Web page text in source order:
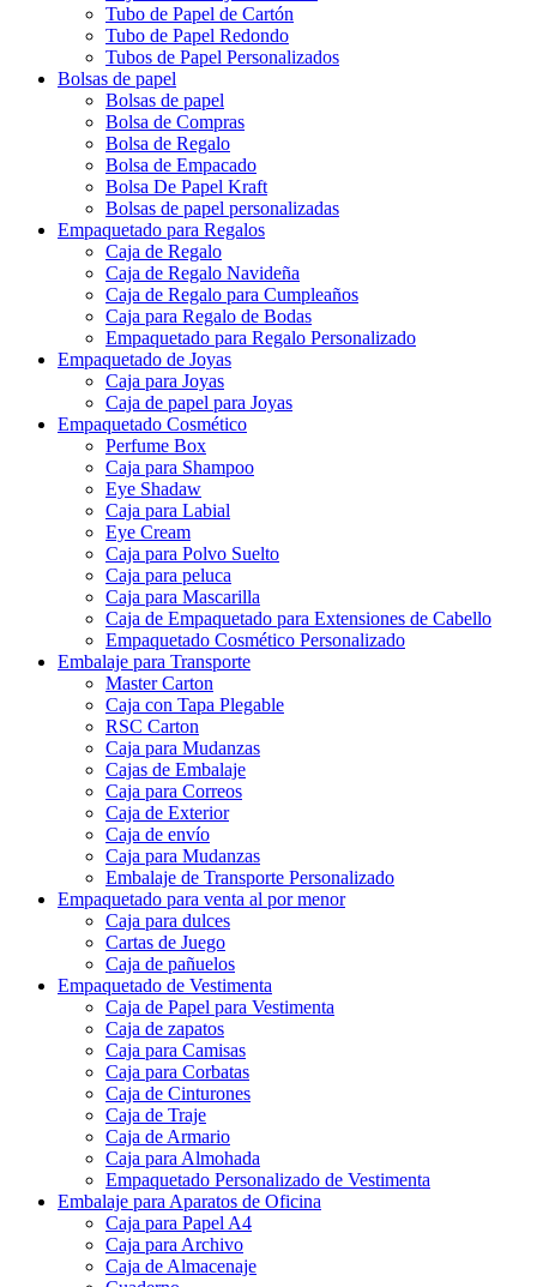
Tubo de Papel de Cartón
Tubo de Papel Redondo
Tubos de Papel Personalizados
Bolsas de papel
Bolsas de papel
Bolsa de Compras
Bolsa de Regalo
Bolsa de Empacado
Bolsa De Papel Kraft
Bolsas de papel personalizadas
Empaquetado para Regalos
Caja de Regalo
Caja de Regalo Navideña
Caja de Regalo para Cumpleaños
Caja para Regalo de Bodas
Empaquetado para Regalo Personalizado
Empaquetado de Joyas
Caja para Joyas
Caja de papel para Joyas
Empaquetado Cosmético
Perfume Box
Caja para Shampoo
Eye Shadaw
Caja para Labial
Eye Cream
Caja para Polvo Suelto
Caja para peluca
Caja para Mascarilla
Caja de Empaquetado para Extensiones de Cabello
Empaquetado Cosmético Personalizado
Embalaje para Transporte
Master Carton
Caja con Tapa Plegable
RSC Carton
Caja para Mudanzas
Cajas de Embalaje
Caja para Correos
Caja de Exterior
Caja de envío
Caja para Mudanzas
Embalaje de Transporte Personalizado
Empaquetado para venta al por menor
Caja para dulces
Cartas de Juego
Caja de pañuelos
Empaquetado de Vestimenta
Caja de Papel para Vestimenta
Caja de zapatos
Caja para Camisas
Caja para Corbatas
Caja de Cinturones
Caja de Traje
Caja de Armario
Caja para Almohada
Empaquetado Personalizado de Vestimenta
Embalaje para Aparatos de Oficina
Caja para Papel A4
Caja para Archivo
Caja de Almacenaje